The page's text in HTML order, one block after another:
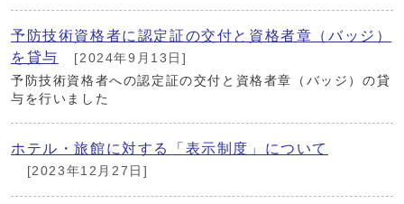
予防技術資格者に認定証の交付と資格者章（バッジ）
を貸与
[2024年9月13日]
予防技術資格者への認定証の交付と資格者章（バッジ）の貸
与を行いました
ホテル・旅館に対する「表示制度」について
[2023年12月27日]